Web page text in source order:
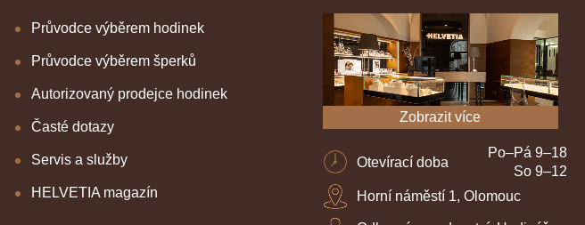
Průvodce výběrem hodinek
Průvodce výběrem šperků
Autorizovaný prodejce hodinek
Časté dotazy
Servis a služby
HELVETIA magazín
Zobrazit více
Otevírací doba
Po–Pá 9–18
So 9–12
Horní náměstí 1, Olomouc